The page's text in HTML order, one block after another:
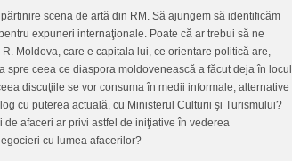
scena de artă din RM. Să ajungem să identificăm
expuneri internaţionale. Poate că ar trebui să ne
Moldova, care e capitala lui, ce orientare politică are,
spre ceea ce diaspora moldovenească a făcut deja în locul
discuţiile se vor consuma în medii informale, alternative
cu puterea actuală, cu Ministerul Culturii şi Turismului?
afaceri ar privi astfel de iniţiative în vederea
cu lumea afacerilor?